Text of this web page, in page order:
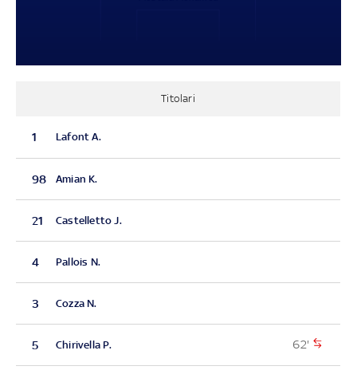
Titolari
1 Lafont A.
98 Amian K.
21 Castelletto J.
4 Pallois N.
3 Cozza N.
5 Chirivella P. 62'